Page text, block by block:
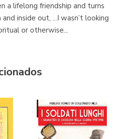
Librería Proteo
(Málaga)
a lifelong friendship and turns
inside out, ...I wasn’t looking
or otherwise...